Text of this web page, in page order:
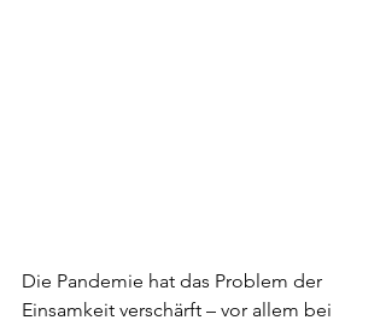
Die Pandemie hat das Problem der
Einsamkeit verschärft – vor allem bei